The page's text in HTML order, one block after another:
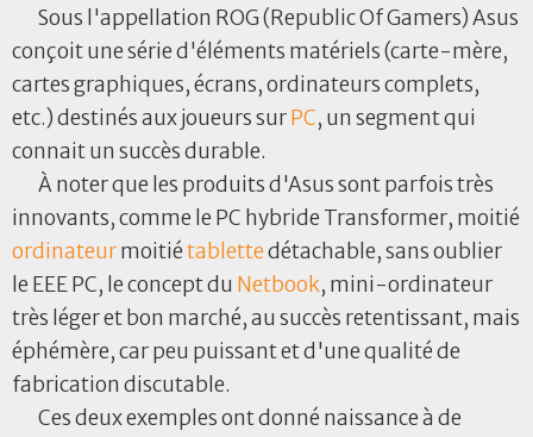
Sous l'appellation ROG (Republic Of Gamers) Asus
conçoit une série d'éléments matériels (carte-mère,
cartes graphiques, écrans, ordinateurs complets,
etc.) destinés aux joueurs surPC, un segment qui
connait un succès durable.
À noter que les produits d'Asus sont parfois très
innovants, comme le PC hybride Transformer, moitié
ordinateurmoitiétablettedétachable, sans oublier
le EEE PC, le concept du Netbook, mini-ordinateur
très léger et bon marché, au succès retentissant, mais
éphémère, car peu puissant et d'une qualité de
fabrication discutable.
Ces deux exemples ont donné naissance à de